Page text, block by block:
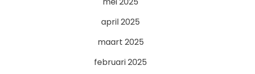
april 2025
maart 2025
februari 2025